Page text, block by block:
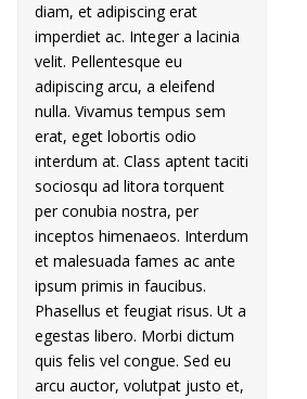
diam, et adipiscing erat
imperdiet ac. Integer a lacinia
velit. Pellentesque eu
adipiscing arcu, a eleifend
nulla. Vivamus tempus sem
erat, eget lobortis odio
interdum at. Class aptent taciti
sociosqu ad litora torquent
per conubia nostra, per
inceptos himenaeos. Interdum
et malesuada fames ac ante
ipsum primis in faucibus.
Phasellus et feugiat risus. Ut a
egestas libero. Morbi dictum
quis felis vel congue. Sed eu
arcu auctor, volutpat justo et,